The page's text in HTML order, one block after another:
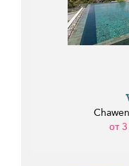
от